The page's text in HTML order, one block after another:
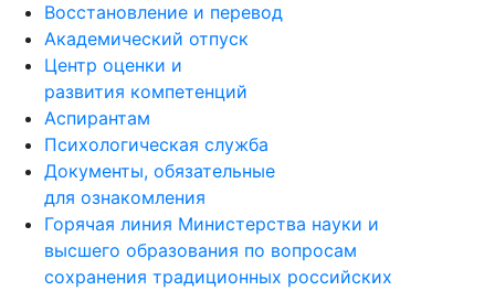
Восстановление и перевод
Академический отпуск
Центр оценки и
развития компетенций
Аспирантам
Психологическая служба
Документы, обязательные
для ознакомления
Горячая линия Министерства науки и
высшего образования по вопросам
сохранения традиционных российских